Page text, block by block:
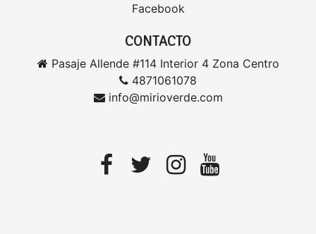
Facebook
CONTACTO
Pasaje Allende #114 Interior 4 Zona Centro
4871061078
info@mirioverde.com